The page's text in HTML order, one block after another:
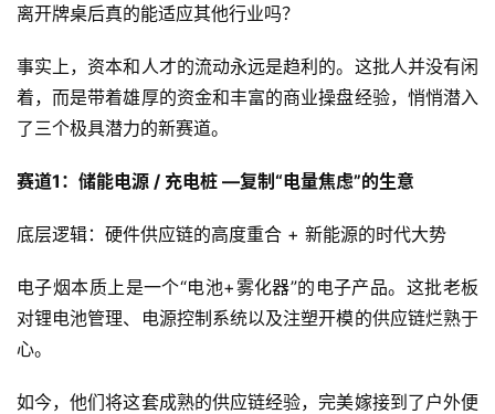
离开牌桌后真的能适应其他行业吗？
事实上，资本和人才的流动永远是趋利的。这批人并没有闲
着，而是带着雄厚的资金和丰富的商业操盘经验，悄悄潜入
了三个极具潜力的新赛道。
赛道1：储能电源 / 充电桩 —复制“电量焦虑”的生意
底层逻辑：硬件供应链的高度重合 + 新能源的时代大势
电子烟本质上是一个“电池+雾化器”的电子产品。这批老板
对锂电池管理、电源控制系统以及注塑开模的供应链烂熟于
心。
如今，他们将这套成熟的供应链经验，完美嫁接到了户外便